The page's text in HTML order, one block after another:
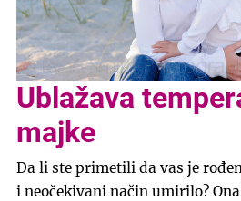
Ublažava
majke
Da li ste primetili da vas je
i neočekivani način umirilo?